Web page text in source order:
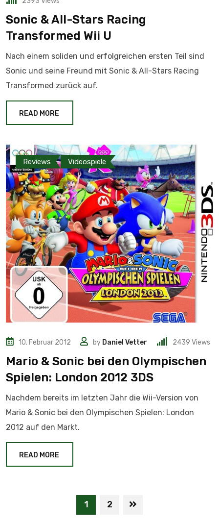
Sonic & All-Stars Racing
Transformed Wii U
Nach einem soliden und erfolgreichen ersten Teil sind
Sonic und seine Freund mit Sonic & All-Stars Racing
Transformed zurück auf.
READ MORE
Reviews Videospiele
10. Februar 2012 by Daniel Vetter 2439 Views
Mario & Sonic bei den Olympischen
Spielen: London 2012 3DS
Nachdem bereits im letzten Jahr die Wii-Version von
Mario & Sonic bei den Olympischen Spielen: London
2012 auf den Markt.
READ MORE
1 2